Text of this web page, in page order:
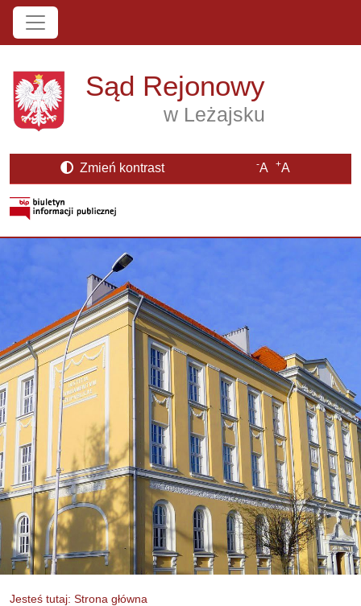
Przejdź do treści
Sąd Rejonowy
w Leżajsku
Zmień kontrast -A +A
Strona BIP otwiera się w nowym oknie
Jesteś tutaj: Strona główna